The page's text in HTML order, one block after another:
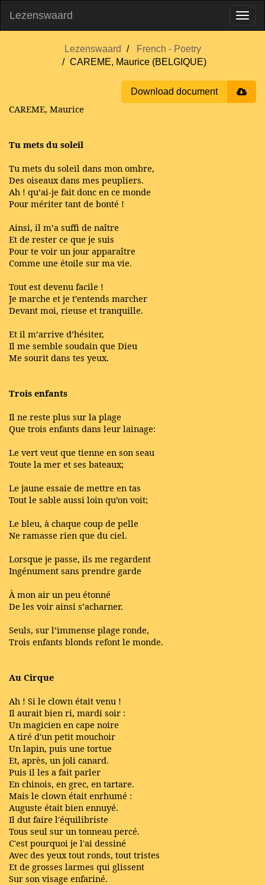
Lezenswaard
Lezenswaard
French - Poetry
CAREME, Maurice (BELGIQUE)
Download document
CAREME, Maurice
Tu mets du soleil
Tu mets du soleil dans mon ombre,
Des oiseaux dans mes peupliers.
Ah ! qu’ai-je fait donc en ce monde
Pour mériter tant de bonté !
Ainsi, il m’a suffi de naître
Et de rester ce que je suis
Pour te voir un jour apparaître
Comme une étoile sur ma vie.
Tout est devenu facile !
Je marche et je t’entends marcher
Devant moi, rieuse et tranquille.
Et il m’arrive d’hésiter,
Il me semble soudain que Dieu
Me sourit dans tes yeux.
Trois enfants
Il ne reste plus sur la plage
Que trois enfants dans leur lainage:
Le vert veut que tienne en son seau
Toute la mer et ses bateaux;
Le jaune essaie de mettre en tas
Tout le sable aussi loin qu’on voit;
Le bleu, à chaque coup de pelle
Ne ramasse rien que du ciel.
Lorsque je passe, ils me regardent
Ingénument sans prendre garde
À mon air un peu étonné
De les voir ainsi s’acharner.
Seuls, sur l’immense plage ronde,
Trois enfants blonds refont le monde.
Au Cirque
Ah ! Si le clown était venu !
Il aurait bien ri, mardi soir :
Un magicien en cape noire
A tiré d'un petit mouchoir
Un lapin, puis une tortue
Et, après, un joli canard.
Puis il les a fait parler
En chinois, en grec, en tartare.
Mais le clown était enrhumé :
Auguste était bien ennuyé.
Il dut faire l'équilibriste
Tous seul sur un tonneau percé.
C'est pourquoi je l'ai dessiné
Avec des yeux tout ronds, tout tristes
Et de grosses larmes qui glissent
Sur son visage enfariné.